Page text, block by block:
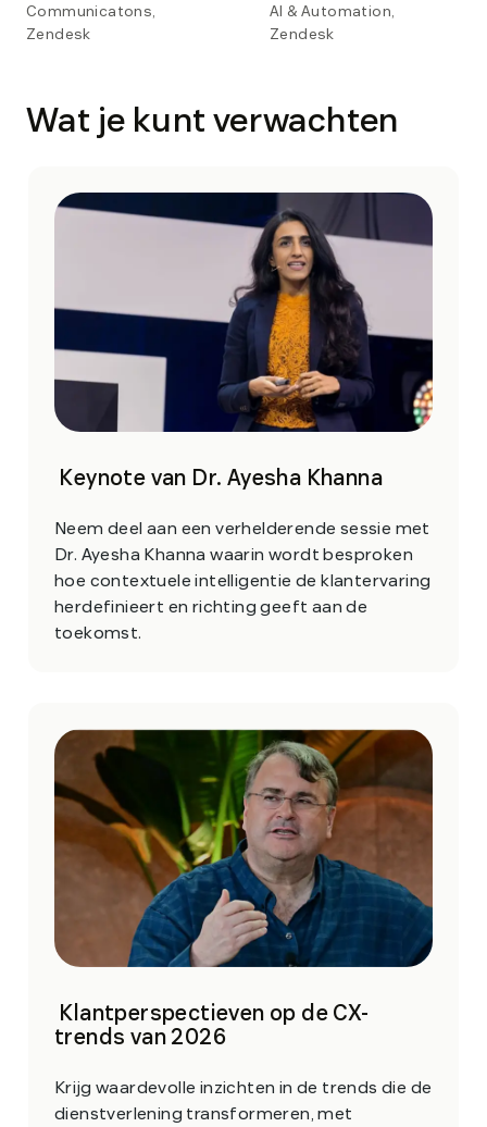
Communicatons,
Zendesk
AI & Automation,
Zendesk
Wat je kunt verwachten
Keynote van Dr. Ayesha Khanna
Neem deel aan een verhelderende sessie met
Dr. Ayesha Khanna waarin wordt besproken
hoe contextuele intelligentie de klantervaring
herdefinieert en richting geeft aan de
toekomst.
Klantperspectieven op de CX-
trends van 2026
Krijg waardevolle inzichten in de trends die de
dienstverlening transformeren, met